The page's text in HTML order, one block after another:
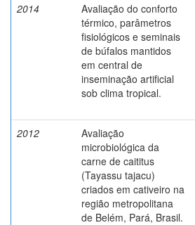
2014
Avaliação do conforto
térmico, parâmetros
fisiológicos e seminais
de búfalos mantidos
em central de
inseminação artificial
sob clima tropical.
2012
Avaliação
microbiológica da
carne de caititus
(Tayassu tajacu)
criados em cativeiro na
região metropolitana
de Belém, Pará, Brasil.